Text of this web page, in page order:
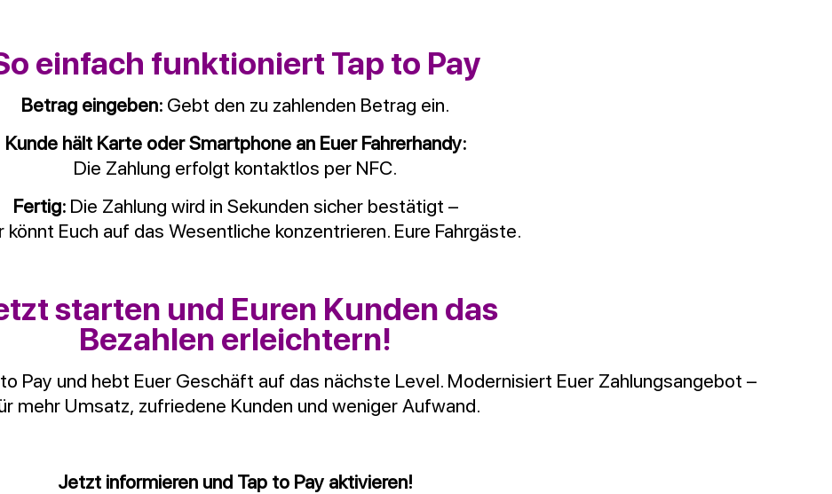
einfach funktioniert Tap to Pay
Betrag eingeben: Gebt den zu zahlenden Betrag ein.
Kunde hält Karte oder Smartphone an Euer Fahrerhandy:
Die Zahlung erfolgt kontaktlos per NFC.
Fertig:Die Zahlung wird in Sekunden sicher bestätigt –
könnt Euch auf das Wesentliche konzentrieren. Eure Fahrgäste.
starten und Euren Kunden das
Bezahlen erleichtern!
Pay und hebt Euer Geschäft auf das nächste Level. Modernisiert Euer Zahlungsangebot –
mehr Umsatz, zufriedene Kunden und weniger Aufwand.
Jetzt informieren und Tap to Pay aktivieren!